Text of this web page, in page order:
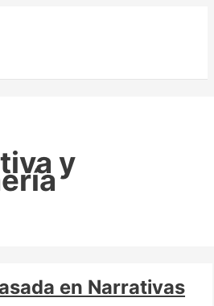
y
en Narrativas